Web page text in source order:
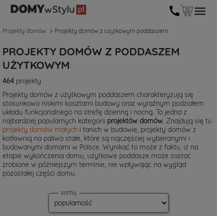
Projekty domów Projekty domów z użytkowym poddaszem
PROJEKTY DOMÓW Z PODDASZEM
UŻYTKOWYM
464 projekty
Projekty domów z użytkowym poddaszem charakteryzują się
stosunkowo niskimi kosztami budowy oraz wyraźnym podziałem
układu funkcjonalnego na strefę dzienną i nocną. To jedna z
najbardziej popularnych kategorii projektów domów. Znajdują się tu
projekty domów małych i tanich w budowie, projekty domów z
kotłownią na paliwo stałe, które są najczęściej wybieranymi i
budowanymi domami w Polsce. Wynikać to może z faktu, iż na
etapie wykończenia domu, użytkowe poddasze może zostać
zrobione w późniejszym terminie, nie wpływając na wygląd
pozostałej części domu.
sortuj